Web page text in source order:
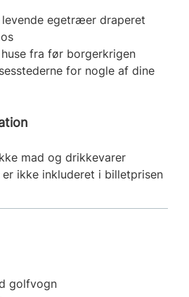
levende egetræer draperet
fra før borgerkrigen
for nogle af dine
mad og drikkevarer
ikke inkluderet i billetprisen
golfvogn